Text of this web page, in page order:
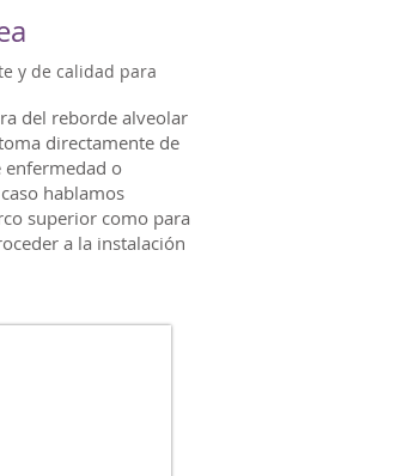
y de calidad para
del reborde alveolar
directamente de
enfermedad o
hablamos
superior como para
a la instalación